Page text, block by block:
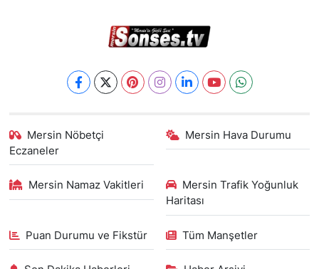
Mersin Nöbetçi
Eczaneler
Mersin Hava Durumu
Mersin Namaz Vakitleri
Mersin Trafik Yoğunluk
Haritası
Puan Durumu ve Fikstür Tüm Manşetler